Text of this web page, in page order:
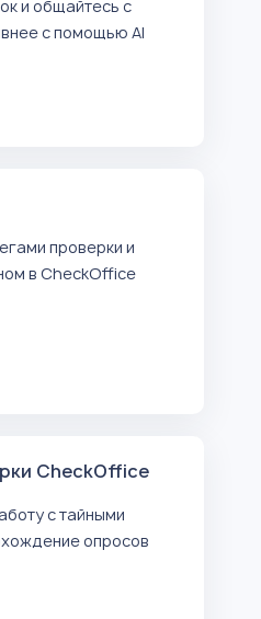
и общайтесь с
с помощью AI
проверки и
в CheckOffice
CheckOffice
с тайными
опросов